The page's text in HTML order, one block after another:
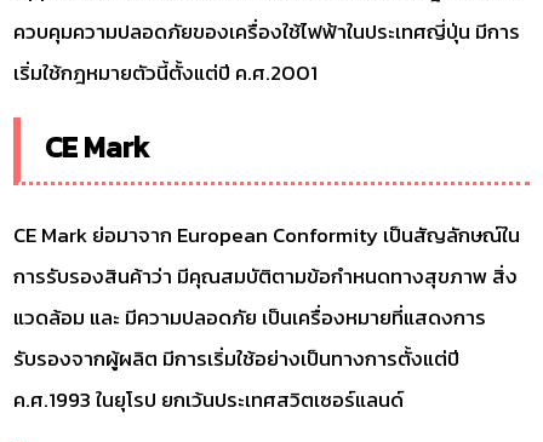
ควบคุมความปลอดภัยของเครื่องใช้ไฟฟ้าในประเทศญี่ปุ่น มีการ
เริ่มใช้กฎหมายตัวนี้ตั้งแต่ปี ค.ศ.2001
CE Mark
CE Mark ย่อมาจาก European Conformity เป็นสัญลักษณ์ใน
การรับรองสินค้าว่า มีคุณสมบัติตามข้อกำหนดทางสุขภาพ สิ่ง
แวดล้อม และ มีความปลอดภัย เป็นเครื่องหมายที่แสดงการ
รับรองจากผู้ผลิต มีการเริ่มใช้อย่างเป็นทางการตั้งแต่ปี
ค.ศ.1993 ในยุโรป ยกเว้นประเทศสวิตเซอร์แลนด์